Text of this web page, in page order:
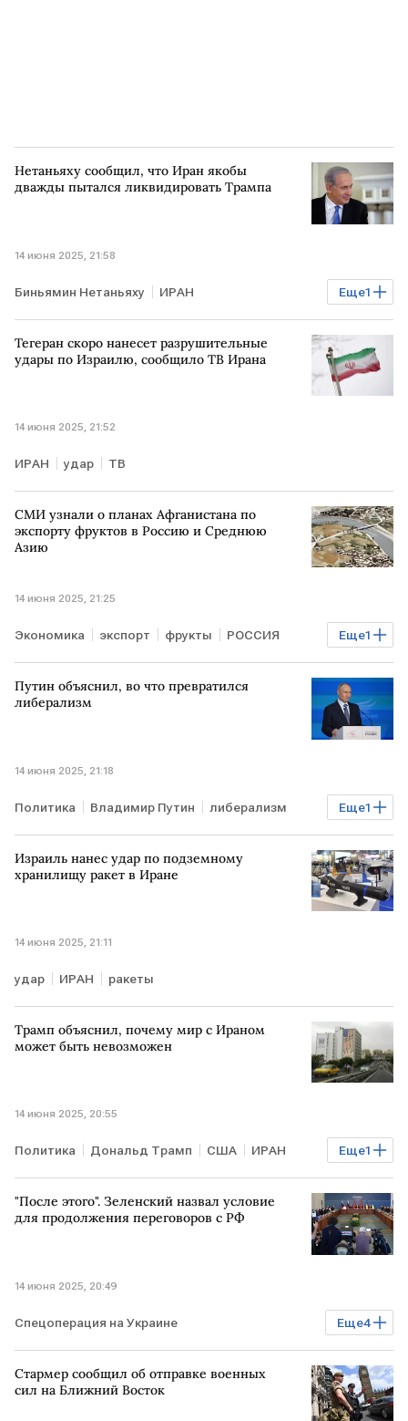
Нетаньяху сообщил, что Иран якобы
дважды пытался ликвидировать Трампа
14 июня 2025, 21:58
Еще1
Биньямин Нетаньяху ИРАН
покушение на Дональда Трампа
Тегеран скоро нанесет разрушительные
удары по Израилю, сообщило ТВ Ирана
14 июня 2025, 21:52
ИРАН удар ТВ
СМИ узнали о планах Афганистана по
экспорту фруктов в Россию и Среднюю
Азию
14 июня 2025, 21:25
Еще1
Экономика экспорт фрукты РОССИЯ
Средняя Азия
Путин объяснил, во что превратился
либерализм
14 июня 2025, 21:18
Еще1
Политика Владимир Путин либерализм
тоталитаризм
Израиль нанес удар по подземному
хранилищу ракет в Иране
14 июня 2025, 21:11
удар ИРАН ракеты
Трамп объяснил, почему мир с Ираном
может быть невозможен
14 июня 2025, 20:55
Еще1
Политика Дональд Трамп США ИРАН
ядерное оружие
"После этого". Зеленский назвал условие
для продолжения переговоров с РФ
14 июня 2025, 20:49
Еще4
Спецоперация на Украине
Владимир Зеленский УКРАИНА РОССИЯ
переговоры
Стармер сообщил об отправке военных
сил на Ближний Восток